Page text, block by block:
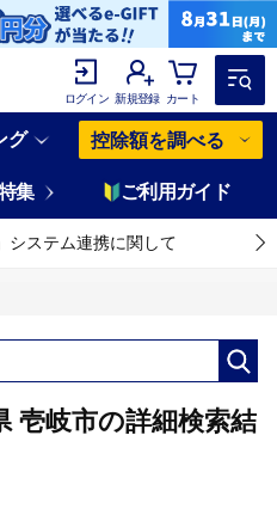
ログイン 新規登録 カート
グ 控除額を調べる
集 ご利用ガイド
システム連携に関して
壱岐市の詳細検索結